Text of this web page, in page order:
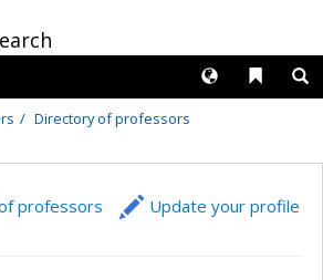
Liens
Langues
Directory of professors
professors Update your profile